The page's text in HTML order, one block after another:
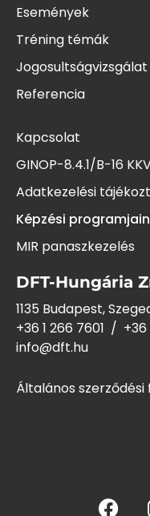
Események
Tréning témák
Jogosultságvizsgálat
Referencia
Kapcsolat
GINOP-8.4.1/B-16
Adatkezelési
Képzési
MIR panaszkezelés
DFT-Hungária
1135 Budapest,
+36 1 266 7601 /
info@dft.hu
Általános